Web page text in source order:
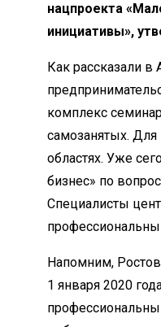
нацпроекта
инициативы»,
Как рассказали
комплекс
самозанятых.
областях. Уже
бизнес» по
Специалисты
Напомним,
1 января 2020